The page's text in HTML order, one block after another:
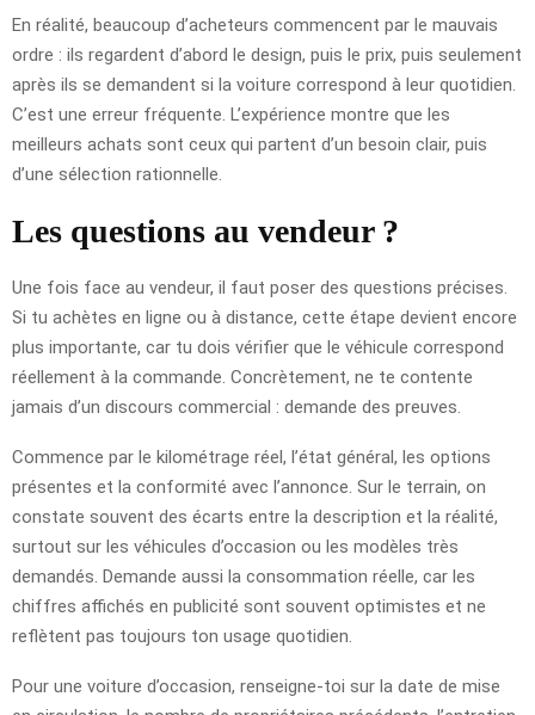
En réalité, beaucoup d’acheteurs commencent par le mauvais
ordre : ils regardent d’abord le design, puis le prix, puis seulement
après ils se demandent si la voiture correspond à leur quotidien.
C’est une erreur fréquente. L’expérience montre que les
meilleurs achats sont ceux qui partent d’un besoin clair, puis
d’une sélection rationnelle.
Les questions au vendeur ?
Une fois face au vendeur, il faut poser des questions précises.
Si tu achètes en ligne ou à distance, cette étape devient encore
plus importante, car tu dois vérifier que le véhicule correspond
réellement à la commande. Concrètement, ne te contente
jamais d’un discours commercial : demande des preuves.
Commence par le kilométrage réel, l’état général, les options
présentes et la conformité avec l’annonce. Sur le terrain, on
constate souvent des écarts entre la description et la réalité,
surtout sur les véhicules d’occasion ou les modèles très
demandés. Demande aussi la consommation réelle, car les
chiffres affichés en publicité sont souvent optimistes et ne
reflètent pas toujours ton usage quotidien.
Pour une voiture d’occasion, renseigne-toi sur la date de mise